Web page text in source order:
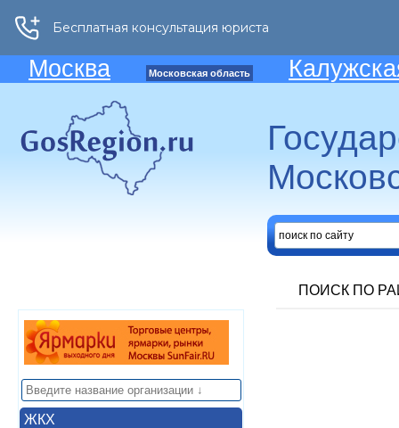
Москва Московская область
ПОИСК ПО
ЖКХ